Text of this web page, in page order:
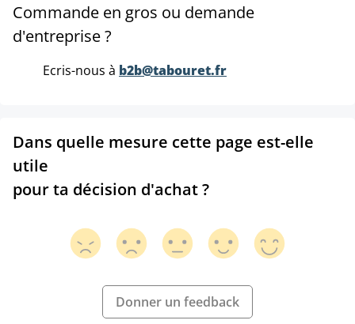
Commande en gros ou demande
d'entreprise ?
Ecris-nous à b2b@tabouret.fr
Dans quelle mesure cette page est-elle
utile
pour ta décision d'achat ?
Donner un feedback